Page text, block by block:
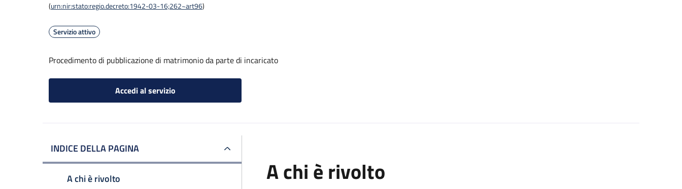
(urn:nir:stato:regio.decreto:1942-03-16;262~art96)
Servizio attivo
Procedimento di pubblicazione di matrimonio da parte di incaricato
Accedi al servizio
INDICE DELLA PAGINA
A chi è rivolto
A chi è rivolto